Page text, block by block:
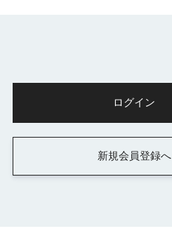
新規会員登録へ